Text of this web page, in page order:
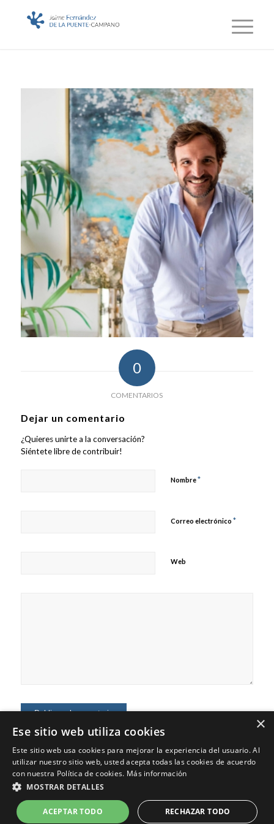
0
COMENTARIOS
Dejar un comentario
¿Quieres unirte a la conversación?
Siéntete libre de contribuir!
Nombre*
Correo electrónico *
Web
© Copyright - Jaime Fernández - Marketing Digital, Marca Personal,
×
Ese sitio web utiliza cookies
Este sitio web usa cookies para mejorar la experiencia del usuario. Al
utilizar nuestro sitio web, usted acepta todas las cookies de acuerdo
con nuestra Política de cookies. Más información
MOSTRAR DETALLES
ACEPTAR TODO RECHAZAR TODO